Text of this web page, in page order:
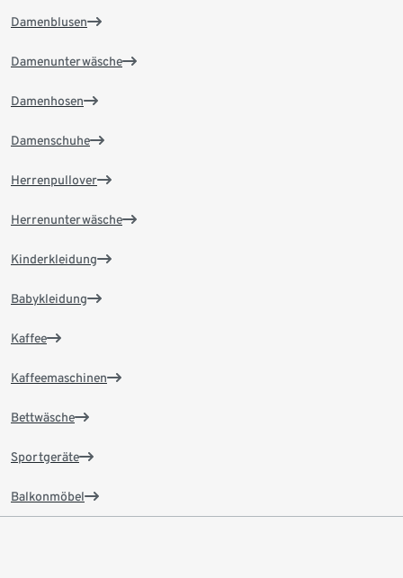
Damenblusen
Damenunterwäsche
Damenhosen
Damenschuhe
Herrenpullover
Herrenunterwäsche
Kinderkleidung
Babykleidung
Kaffee
Kaffeemaschinen
Bettwäsche
Sportgeräte
Balkonmöbel